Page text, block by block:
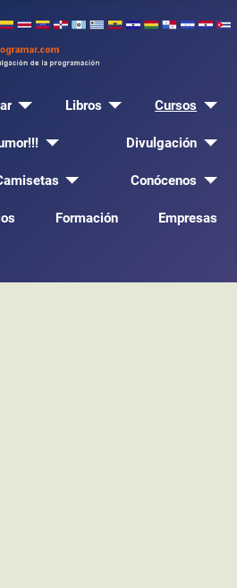
Libros Cursos
Divulgación
Conócenos
Formación Empresas